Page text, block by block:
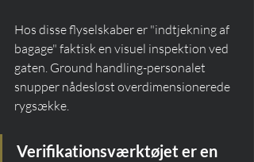
Hos disse flyselskaber er "indtjekning af
bagage" faktisk en visuel inspektion ved
gaten. Ground handling-personalet
snupper nådesløst overdimensionerede
rygsække.
Verifikationsværktøjet er en